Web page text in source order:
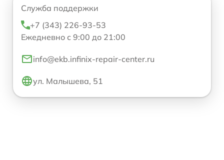
Служба поддержки
+7 (343) 226-93-53
Ежедневно с 9:00 до 21:00
info@ekb.infinix-repair-center.ru
ул. Малышева, 51